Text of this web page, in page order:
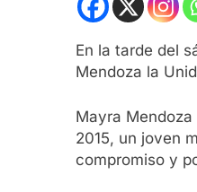
En la tarde del
Mendoza la
Mayra
2015, un joven
compromiso y